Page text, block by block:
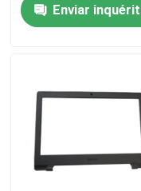
Contacte-nos
Substituição do
Enviar